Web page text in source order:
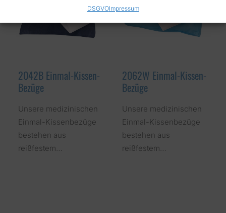
DSGVOImpressum
2042B Einmal-Kissen-
Bezüge
Unsere medizinischen
Einmal-Kissenbezüge
bestehen aus
reißfestem…
2062W Einmal-Kissen-
Bezüge
Unsere medizinischen
Einmal-Kissenbezüge
bestehen aus
reißfestem…